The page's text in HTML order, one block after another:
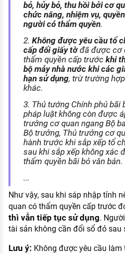
bỏ, hủy bỏ, thu hồi bởi cơ
chức năng, nhiệm vụ,
người có thẩm quyền.
2. Không được yêu cầu tổ
cấp đổi giấy tờđã được cơ
thẩm quyền cấp trước khi
bộ máy nhà nước khi các
hạn sử dụng, trừ trường
khác.
3. Thủ tướng Chính phủ bãi
pháp luật không còn được
trưởng cơ quan ngang Bộ
Bộ trưởng, Thủ trưởng cơ
hành trước khi sắp xếp tổ
sau khi sắp xếp không xác
thẩm quyền bãi bỏ văn bản.
...
Như vậy, sau khi sáp nhập tỉnh
quan có thẩm quyền cấp trước
thì vẫn tiếp tục sử dụng.
tài sản không cần đổi sổ đỏ sau
Lưu ý: Không được yêu cầu